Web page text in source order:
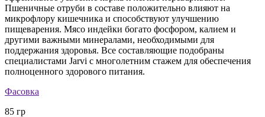
Пшеничные отруби в составе положительно влияют на
микрофлору кишечника и способствуют улучшению
пищеварения. Мясо индейки богато фосфором, калием и
другими важными минералами, необходимыми для
поддержания здоровья. Все составляющие подобраны
специалистами Jarvi с многолетним стажем для обеспечения
полноценного здорового питания.
Фасовка
85 гр